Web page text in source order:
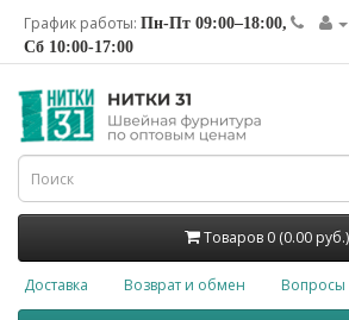
График работы: Пн-Пт 09:00–18:00,
Сб 10:00-17:00
Товаров 0 (0.00 руб.)
Доставка Возврат и обмен Вопросы